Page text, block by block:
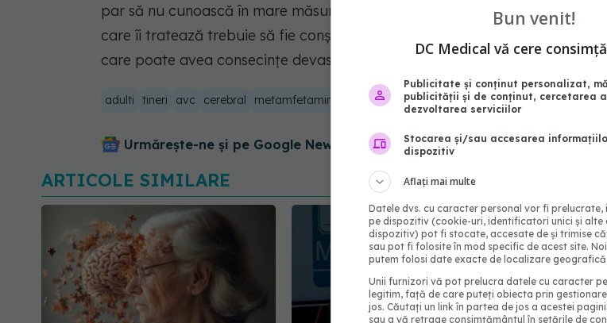
par să nu cunoască în mare măsură riscul asociat lor. Utilizatorii
care îi tratează trebuie să fie conștienți de riscul crescut de accident
care poate avea consecințe devastatoare".
adulti tineri avc cerebral metamfetamina accident vascular psihostimulante
Urmărește-ne și pe Google News - abonează‑te!
ARTICOLE SIMILARE
Bun venit!
DC Medical vă cere
Publicitate și conținut personalizat,
publicității și de conținut, cercetarea
dezvoltarea serviciilor
Stocarea și/sau accesarea
dispozitiv
Aflați mai multe
Datele dvs. cu caracter personal vor fi
pe dispozitiv (cookie-uri, identificatori unici și alte
dispozitiv) pot fi stocate, accesate de și trimise
sau pot fi folosite în mod specific de acest site.
putem folosi date exacte de localizare geografică.
Unii furnizori vă pot prelucra datele cu caracter
legitim, față de care puteți obiecta prin
jos. Căutați un link în partea de jos a acestei
sau a vă retrage consimțământul în setările de